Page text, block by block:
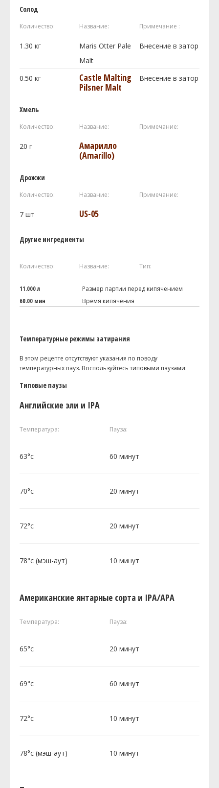
Солод
Количество: Название: Примечание :
1.30 кг
Maris Otter Pale
Malt
Внесение в затор
0.50 кг
Castle Malting
Pilsner Malt
Внесение в затор
Хмель
Количество: Название: Примечание:
20 г
Амарилло
(Amarillo)
Дрожжи
Количество: Название: Примечание:
7 шт US-05
Другие ингредиенты
Количество: Название: Тип:
11.000 л
Размер партии перед кипячением
60.00 мин
Время кипячения
Температурные режимы затирания
В этом рецепте отсутствуют указания по поводу
температурных пауз. Воспользуйтесь типовыми паузами:
Типовые паузы
Английские эли и IPA
Температура: Пауза:
63°c 60 минут
70°c 20 минут
72°c 20 минут
78°c (мэш-аут) 10 минут
Американские янтарные сорта и IPA/APA
Температура: Пауза:
65°c 20 минут
69°c 60 минут
72°c 10 минут
78°c (мэш-аут) 10 минут